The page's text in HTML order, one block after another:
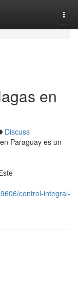
en
Discuss
Paraguay es un
control-integral-